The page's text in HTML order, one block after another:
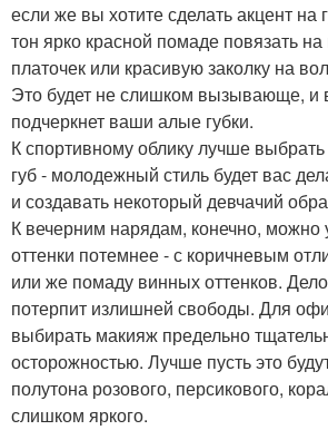
если же вы хотите сделать акцент на
тон ярко красной помаде повязать
платочек или красивую заколку на
Это будет не слишком вызывающе, и
подчеркнет ваши алые губки.
К спортивному облику лучше
губ - молодежный стиль будет вас
и создавать некоторый девчачий
К вечерним нарядам, конечно, можно
оттенки потемнее - с коричневым
или же помаду винных оттенков.
потерпит излишней свободы. Для
выбирать макияж предельно
осторожностью. Лучше пусть это
полутона розового, персикового,
слишком яркого.